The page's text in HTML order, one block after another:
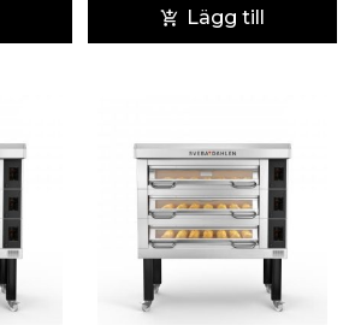
Lägg till